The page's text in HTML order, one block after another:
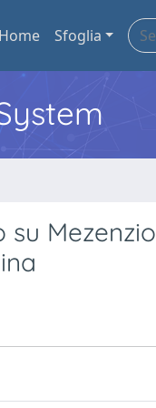
Home Sfoglia
Mezenzio